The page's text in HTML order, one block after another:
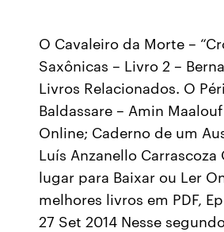
O Cavaleiro da Morte –
Saxônicas – Livro 2 –
Livros Relacionados. O
Baldassare – Amin
Online; Caderno de um
Luís Anzanello Carrascoza
lugar para Baixar ou Ler
melhores livros em PDF,
27 Set 2014 Nesse